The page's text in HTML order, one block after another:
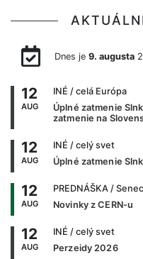
Dnes je 9. augusta
12
AUG
INÉ / celá Európa
Úplné zatmenie
zatmenie na
12
AUG
INÉ / celý svet
Úplné zatmenie
12
AUG
PREDNÁŠKA / Senec
Novinky z CERN-u
12
AUG
INÉ / celý svet
Perzeidy 2026